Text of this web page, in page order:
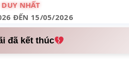
DUY NHẤT
ĐẾN 15/05/2026
đã kết thúc